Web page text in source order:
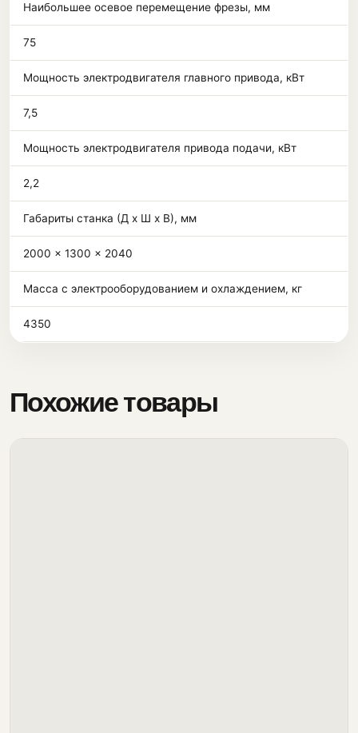
Наибольшее осевое перемещение фрезы, мм
75
Мощность электродвигателя главного привода, кВт
7,5
Мощность электродвигателя привода подачи, кВт
2,2
Габариты станка (Д x Ш x В), мм
2000 x 1300 x 2040
Масса с электрооборудованием и охлаждением, кг
4350
Похожие товары